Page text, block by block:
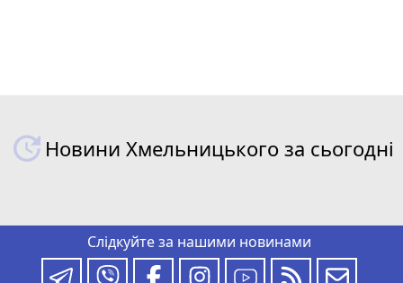
Новини Хмельницького за сьогодні
Слідкуйте за нашими новинами